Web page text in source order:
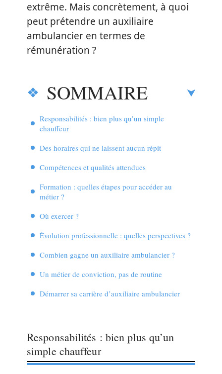
extrême. Mais concrètement, à quoi
peut prétendre un auxiliaire
ambulancier en termes de
rémunération ?
SOMMAIRE
Responsabilités : bien plus qu’un simple
chauffeur
Des horaires qui ne laissent aucun répit
Compétences et qualités attendues
Formation : quelles étapes pour accéder au
métier ?
Où exercer ?
Évolution professionnelle : quelles perspectives ?
Combien gagne un auxiliaire ambulancier ?
Un métier de conviction, pas de routine
Démarrer sa carrière d’auxiliaire ambulancier
Responsabilités : bien plus qu’un
simple chauffeur